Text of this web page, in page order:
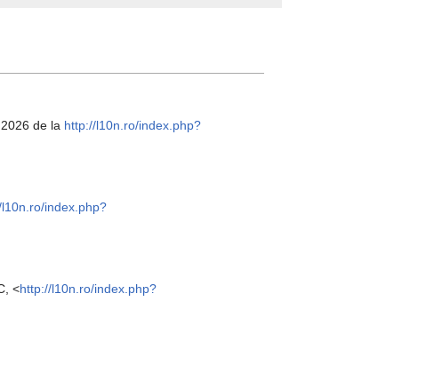
de la http://l10n.ro/index.php?
index.php?
<http://l10n.ro/index.php?